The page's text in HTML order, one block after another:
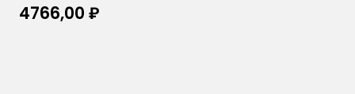
4766,00 ₽